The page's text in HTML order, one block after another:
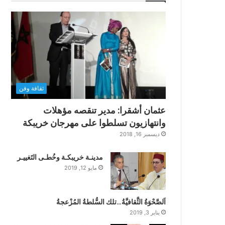
ثقافة وفن
عثمان أشقرا: مدير تنقصه مؤهلات
وانتهازيون تسلطوا على مهرجان خريبكة
ديسمبر 16, 2018
مدينـة خريبكـة وخُطـى التَغييـر
مايو 12, 2019
اَلصَّحْوَةُ الثَّقافيَّةُ…تلك السُّلطةُ المُزْعجةُ
يناير 3, 2019